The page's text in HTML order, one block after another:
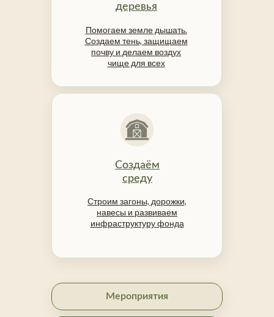
Помогаем земле дышать.
Создаем тень, защищаем
почву и делаем воздух
чище для всех
деревья
Строим загоны, дорожки,
навесы и развиваем
инфраструктуру фонда
Создаём
среду
Мероприятия